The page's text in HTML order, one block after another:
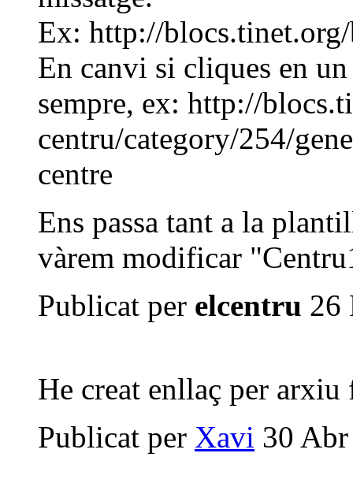
Ex: http://
En canvi si cliques en
sempre, ex: http://
centru/category/254/
centre
Ens passa tant a la
vàrem modificar
Publicat per elcentru 26
He creat enllaç per arxiu
Publicat per Xavi 30